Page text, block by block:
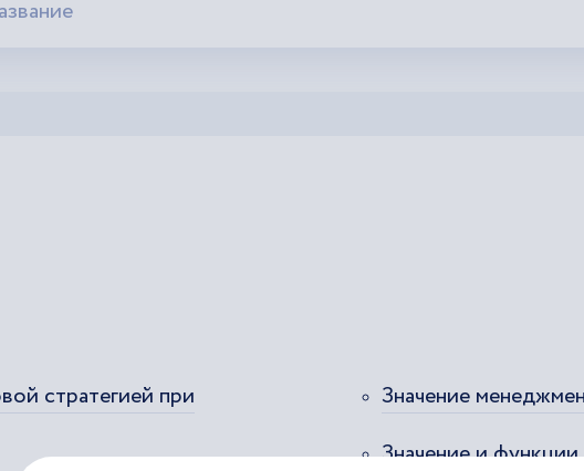
стратегией при
Значение
Значение и